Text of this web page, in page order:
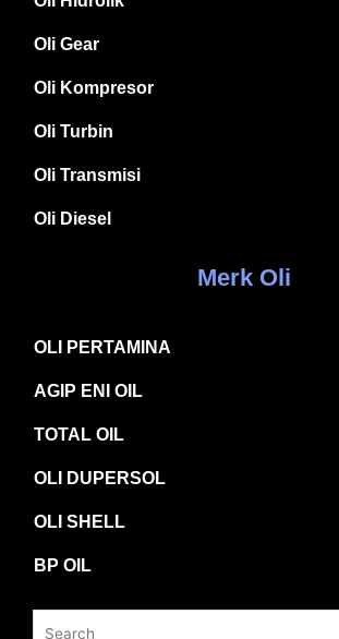
Oli Gear
Oli Kompresor
Oli Turbin
Oli Transmisi
Oli Diesel
Merk Oli
OLI PERTAMINA
AGIP ENI OIL
TOTAL OIL
OLI DUPERSOL
OLI SHELL
BP OIL